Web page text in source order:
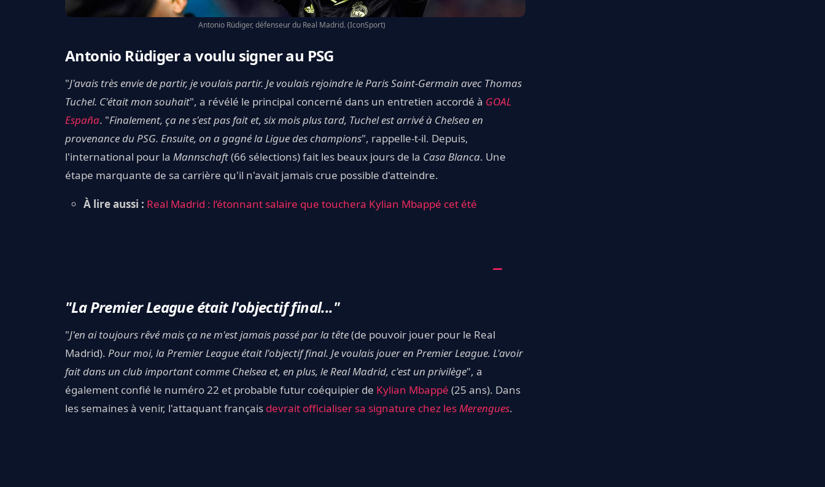
Antonio Rüdiger, défenseur du Real Madrid. (IconSport)
Antonio Rüdiger a voulu signer au PSG
"J'avais très envie de partir, je voulais partir. Je voulais rejoindre le Paris Saint-Germain avec Thomas
Tuchel. C'était mon souhait", a révélé le principal concerné dans un entretien accordé à GOAL
España. "Finalement, ça ne s'est pas fait et, six mois plus tard, Tuchel est arrivé à Chelsea en
provenance du PSG. Ensuite, on a gagné la Ligue des champions", rappelle-t-il. Depuis,
l'international pour la Mannschaft(66 sélections) fait les beaux jours de la Casa Blanca. Une
étape marquante de sa carrière qu'il n'avait jamais crue possible d'atteindre.
À lire aussi : Real Madrid : l’étonnant salaire que touchera Kylian Mbappé cet été
"La Premier League était l'objectif final..."
"J'en ai toujours rêvé mais ça ne m'est jamais passé par la tête(de pouvoir jouer pour le Real
Madrid). Pour moi, la Premier League était l'objectif final. Je voulais jouer en Premier League. L'avoir
fait dans un club important comme Chelsea et, en plus, le Real Madrid, c'est un privilège", a
également confié le numéro 22 et probable futur coéquipier de Kylian Mbappé (25 ans). Dans
les semaines à venir, l'attaquant français devrait officialiser sa signature chez lesMerengues.